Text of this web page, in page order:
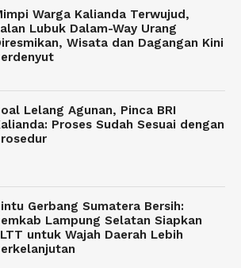
Warga Kalianda Terwujud,
Lubuk Dalam-Way Urang
Wisata dan Dagangan Kini
Lelang Agunan, Pinca BRI
Proses Sudah Sesuai dengan
Gerbang Sumatera Bersih:
Lampung Selatan Siapkan
untuk Wajah Daerah Lebih